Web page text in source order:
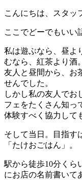
こんにちは、スタッ
ここでどーでもいい
私は遊ぶなら、昼よ
むなら、紅茶より酒
友人と昼間から、お
せんでした。
しかし私の友人でお
フェをたくさん知っ
体験すべく協力して
そして当日。目指す
「たけおごはん」。
駅から徒歩10分くら
にお店の名前書いて